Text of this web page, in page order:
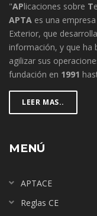
"APlicaciones sobre T
APTA es una
Exterior, que
información, y que ha
agilizar sus
fundación en 1991
LEER MAS..
MENÚ
APTACE
Reglas CE